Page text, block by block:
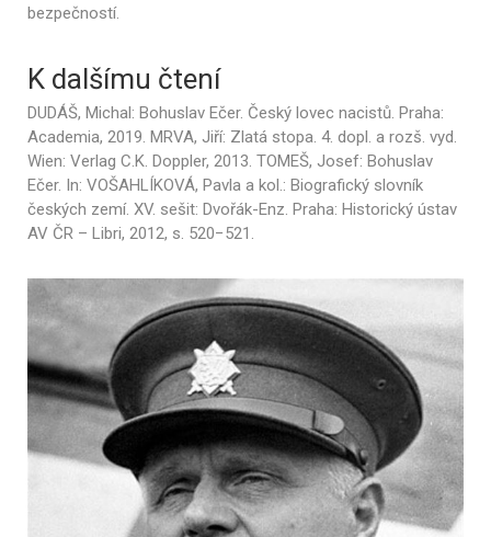
bezpečností.
K dalšímu čtení
DUDÁŠ, Michal: Bohuslav Ečer. Český lovec nacistů. Praha:
Academia, 2019. MRVA, Jiří: Zlatá stopa. 4. dopl. a rozš. vyd.
Wien: Verlag C.K. Doppler, 2013. TOMEŠ, Josef: Bohuslav
Ečer. In: VOŠAHLÍKOVÁ, Pavla a kol.: Biografický slovník
českých zemí. XV. sešit: Dvořák-Enz. Praha: Historický ústav
AV ČR – Libri, 2012, s. 520−521.